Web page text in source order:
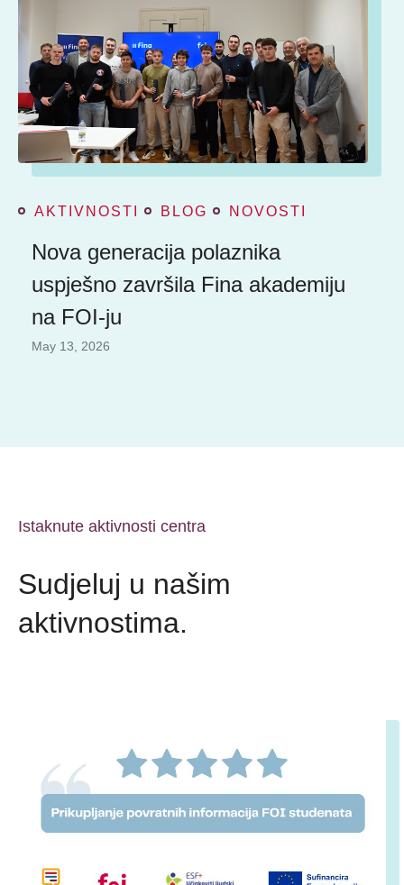
AKTIVNOSTI BLOG NOVOSTI
Nova generacija polaznika
uspješno završila Fina akademiju
na FOI-ju
May 13, 2026
Istaknute aktivnosti centra
Sudjeluj u našim
aktivnostima.